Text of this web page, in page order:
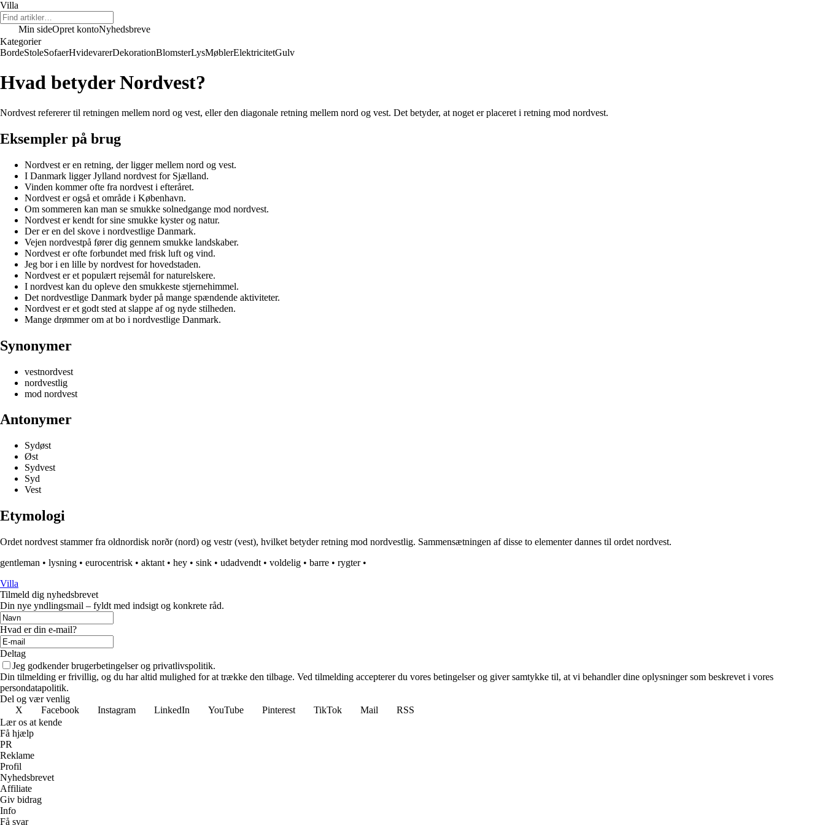
Villa
Min sideOpret kontoNyhedsbreve
Kategorier
BordeStoleSofaerHvidevarerDekorationBlomsterLysMøblerElektricitetGulv
Hvad betyder Nordvest?
Nordvest refererer til retningen mellem nord og vest, eller den diagonale retning mellem nord og vest. Det betyder, at noget er placeret i retning mod nordvest.
Eksempler på brug
Nordvest er en retning, der ligger mellem nord og vest.
I Danmark ligger Jylland nordvest for Sjælland.
Vinden kommer ofte fra nordvest i efteråret.
Nordvest er også et område i København.
Om sommeren kan man se smukke solnedgange mod nordvest.
Nordvest er kendt for sine smukke kyster og natur.
Der er en del skove i nordvestlige Danmark.
Vejen nordvestpå fører dig gennem smukke landskaber.
Nordvest er ofte forbundet med frisk luft og vind.
Jeg bor i en lille by nordvest for hovedstaden.
Nordvest er et populært rejsemål for naturelskere.
I nordvest kan du opleve den smukkeste stjernehimmel.
Det nordvestlige Danmark byder på mange spændende aktiviteter.
Nordvest er et godt sted at slappe af og nyde stilheden.
Mange drømmer om at bo i nordvestlige Danmark.
Synonymer
vestnordvest
nordvestlig
mod nordvest
Antonymer
Sydøst
Øst
Sydvest
Syd
Vest
Etymologi
Ordet nordvest stammer fra oldnordisk norðr (nord) og vestr (vest), hvilket betyder retning mod nordvestlig. Sammensætningen af disse to elementer dannes til ordet nordvest.
gentleman • lysning • eurocentrisk • aktant • hey • sink • udadvendt • voldelig • barre • rygter•
Villa
Tilmeld dig nyhedsbrevet
Din nye yndlingsmail – fyldt med indsigt og konkrete råd.
Hvad er din e-mail?
Deltag
Jeg godkender brugerbetingelser og privatlivspolitik.
Din tilmelding er frivillig, og du har altid mulighed for at trække den tilbage. Ved tilmelding accepterer du vores betingelser og giver samtykke til, at vi behandler dine oplysninger som beskrevet i vores
persondatapolitik.
Del og vær venlig
X
Facebook Instagram LinkedIn YouTube Pinterest TikTok Mail
RSS
Lær os at kende
Få hjælp
PR
Reklame
Profil
Nyhedsbrevet
Affiliate
Giv bidrag
Info
Få svar